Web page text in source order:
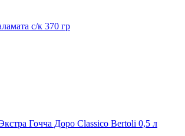
с/к 370 гр
Гочча Доро Classico Bertoli 0,5 л